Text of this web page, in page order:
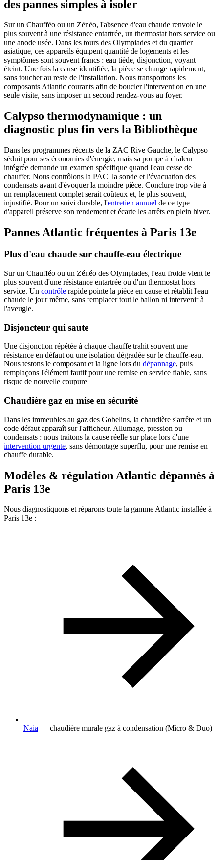
des pannes simples à isoler
Sur un Chaufféo ou un Zénéo, l'absence d'eau chaude renvoie le
plus souvent à une résistance entartrée, un thermostat hors service ou
une anode usée. Dans les tours des Olympiades et du quartier
asiatique, ces appareils équipent quantité de logements et les
symptômes sont souvent francs : eau tiède, disjonction, voyant
éteint. Une fois la cause identifiée, la pièce se change rapidement,
sans toucher au reste de l'installation. Nous transportons les
composants Atlantic courants afin de boucler l'intervention en une
seule visite, sans imposer un second rendez-vous au foyer.
Calypso thermodynamique : un
diagnostic plus fin vers la Bibliothèque
Dans les programmes récents de la ZAC Rive Gauche, le Calypso
séduit pour ses économies d'énergie, mais sa pompe à chaleur
intégrée demande un examen spécifique quand l'eau cesse de
chauffer. Nous contrôlons la PAC, la sonde et l'évacuation des
condensats avant d'évoquer la moindre pièce. Conclure trop vite à
un remplacement complet serait coûteux et, le plus souvent,
injustifié. Pour un suivi durable, l'entretien annuel de ce type
d'appareil préserve son rendement et écarte les arrêts en plein hiver.
Pannes Atlantic fréquentes à Paris 13e
Plus d'eau chaude sur chauffe-eau électrique
Sur un Chaufféo ou un Zénéo des Olympiades, l'eau froide vient le
plus souvent d'une résistance entartrée ou d'un thermostat hors
service. Un contrôle rapide pointe la pièce en cause et rétablit l'eau
chaude le jour même, sans remplacer tout le ballon ni intervenir à
l'aveugle.
Disjoncteur qui saute
Une disjonction répétée à chaque chauffe trahit souvent une
résistance en défaut ou une isolation dégradée sur le chauffe-eau.
Nous testons le composant et la ligne lors du dépannage, puis
remplaçons l'élément fautif pour une remise en service fiable, sans
risque de nouvelle coupure.
Chaudière gaz en mise en sécurité
Dans les immeubles au gaz des Gobelins, la chaudière s'arrête et un
code défaut apparaît sur l'afficheur. Allumage, pression ou
condensats : nous traitons la cause réelle sur place lors d'une
intervention urgente, sans démontage superflu, pour une remise en
chauffe durable.
Modèles & régulation Atlantic dépannés à
Paris 13e
Nous diagnostiquons et réparons toute la gamme Atlantic installée à
Paris 13e :
Naia — chaudière murale gaz à condensation (Micro & Duo)